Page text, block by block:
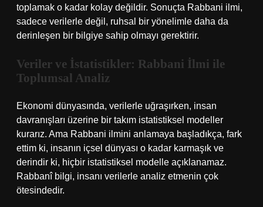
toplamak o kadar kolay değildir. Sonuçta Rabbani ilmi,
sadece verilerle değil, ruhsal bir yönelimle daha da
derinleşen bir bilgiye sahip olmayı gerektirir.
Veriler ve İstatistikler: Rabbani İlmi ile
Toplumsal Analiz
Ekonomi dünyasında, verilerle uğraşırken, insan
davranışları üzerine bir takım istatistiksel modeller
kurarız. Ama Rabbani ilmini anlamaya başladıkça, fark
ettim ki, insanın içsel dünyası o kadar karmaşık ve
derindir ki, hiçbir istatistiksel modelle açıklanamaz.
Rabbanî bilgi, insanı verilerle analiz etmenin çok
ötesindedir.